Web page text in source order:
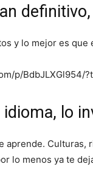
y lo mejor es
p/BdbJLXGl954/
lo
aprende.
lo menos ya te